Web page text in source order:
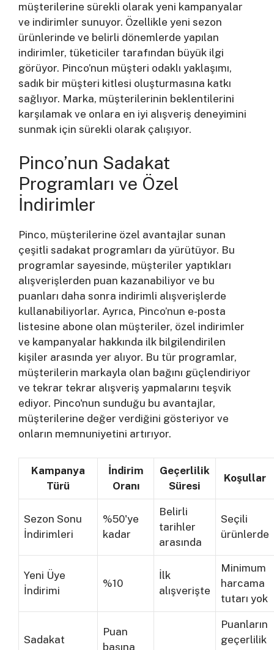
müşterilerine sürekli olarak yeni kampanyalar
ve indirimler sunuyor. Özellikle yeni sezon
ürünlerinde ve belirli dönemlerde yapılan
indirimler, tüketiciler tarafından büyük ilgi
görüyor. Pinco’nun müşteri odaklı yaklaşımı,
sadık bir müşteri kitlesi oluşturmasına katkı
sağlıyor. Marka, müşterilerinin beklentilerini
karşılamak ve onlara en iyi alışveriş deneyimini
sunmak için sürekli olarak çalışıyor.
Pinco’nun Sadakat
Programları ve Özel
İndirimler
Pinco, müşterilerine özel avantajlar sunan
çeşitli sadakat programları da yürütüyor. Bu
programlar sayesinde, müşteriler yaptıkları
alışverişlerden puan kazanabiliyor ve bu
puanları daha sonra indirimli alışverişlerde
kullanabiliyorlar. Ayrıca, Pinco’nun e-posta
listesine abone olan müşteriler, özel indirimler
ve kampanyalar hakkında ilk bilgilendirilen
kişiler arasında yer alıyor. Bu tür programlar,
müşterilerin markayla olan bağını güçlendiriyor
ve tekrar tekrar alışveriş yapmalarını teşvik
ediyor. Pinco'nun sunduğu bu avantajlar,
müşterilerine değer verdiğini gösteriyor ve
onların memnuniyetini artırıyor.
Kampanya
Türü
İndirim
Oranı
Geçerlilik
Süresi
Koşullar
Sezon Sonu
İndirimleri
%50'ye
kadar
Belirli
tarihler
arasında
Seçili
ürünlerde
Yeni Üye
İndirimi
%10
İlk
alışverişte
Minimum
harcama
tutarı yok
Sadakat
Puan
başına
Puanların
geçerlilik